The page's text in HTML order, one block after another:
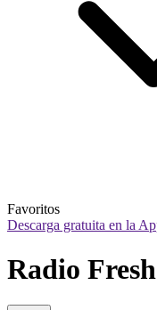
Favoritos
Descarga gratuita en la
Radio Fresh